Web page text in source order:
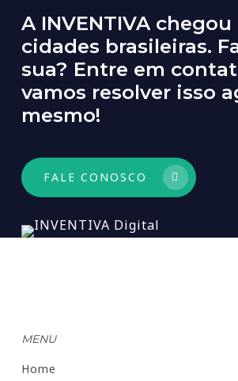
A INVENTIVA chegou
cidades brasileiras.
sua? Entre em
vamos resolver isso
mesmo!
FALE CONOSCO
MENU
Home